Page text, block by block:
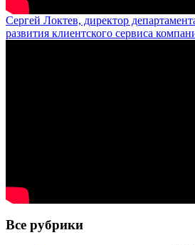
Сергей Локтев, директор
развития клиентского сервиса
Все рубрики